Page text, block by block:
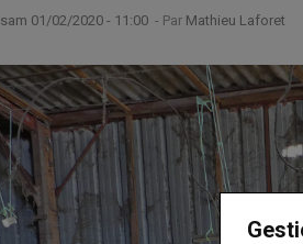
sam 01/02/2020 - 11:00 - Par Mathieu Laforet